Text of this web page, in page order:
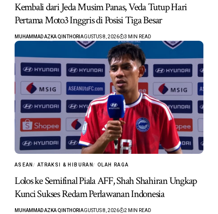
Kembali dari Jeda Musim Panas, Veda Tutup Hari
Pertama Moto3 Inggris di Posisi Tiga Besar
MUHAMMAD AZKA QINTHORI AGUSTUS 8, 2026 3 MIN READ
ASEAN ATRAKSI & HIBURAN OLAH RAGA
Lolos ke Semifinal Piala AFF, Shah Shahiran Ungkap
Kunci Sukses Redam Perlawanan Indonesia
MUHAMMAD AZKA QINTHORI AGUSTUS 8, 2026 2 MIN READ